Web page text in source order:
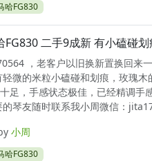
哈FG830
FG830 二手9成新 有小磕碰划
，老客户以旧换新置换回来
微的米粒小磕碰和划痕，玫瑰
足，手感状态极佳，已经精调手
的琴友随时联系我小周微信：
小周
哈FG830